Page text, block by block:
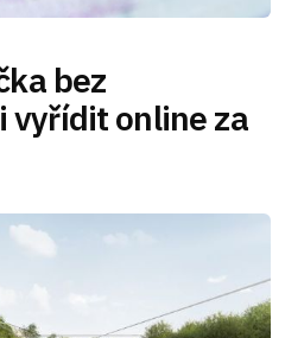
bez
vyřídit online za